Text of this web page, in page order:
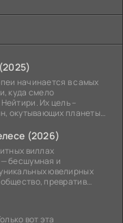
начинается в самых
куда смело
Их цель –
окутывающих планеты
(2026)
виллах
бесшумная и
ювелирных
превратив
вот эта